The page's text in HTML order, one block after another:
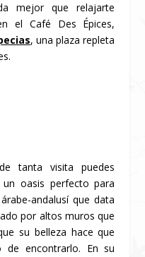
mejor que relajarte
el Café Des Épices,
, una plaza repleta
tanta visita puedes
oasis perfecto para
andalusí que data
por altos muros que
su belleza hace que
de encontrarlo. En su